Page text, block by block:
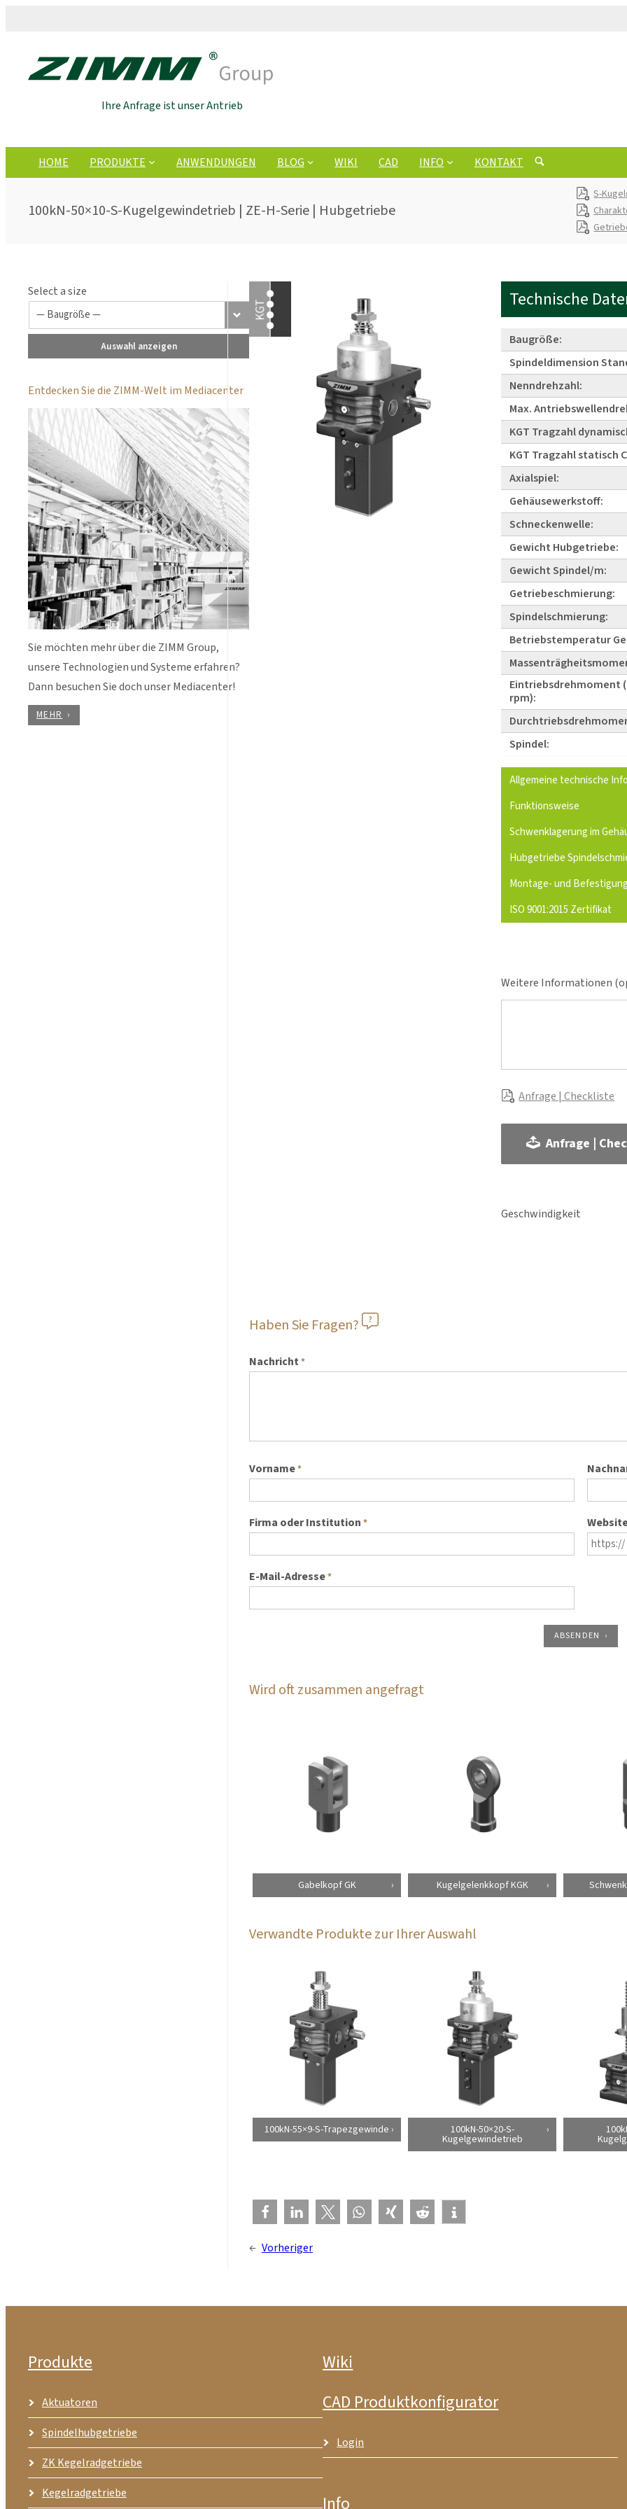
Ihre Anfrage ist unser Antrieb
HOME PRODUKTE ANWENDUNGEN BLOG WIKI CAD INFO KONTAKT
100kN-50×10-S-Kugelgewindetrieb | ZE-H-Serie | Hubgetriebe
S-
Select a size
Auswahl anzeigen
Entdecken Sie die ZIMM-Welt im Mediacenter
Sie möchten mehr über die ZIMM Group,
unsere Technologien und Systeme erfahren?
Dann besuchen Sie doch unser Mediacenter!
MEHR
Technische
Baugröße:
Spindeldimension
Nenndrehzahl:
Max.
KGT Tragzahl
KGT Tragzahl statisch
Axialspiel:
Gehäusewerkstoff:
Schneckenwelle:
Gewicht Hubgetriebe:
Gewicht Spindel/m:
Getriebeschmierung:
Spindelschmierung:
Betriebstemperatur
Eintriebsdrehmoment
rpm):
Spindel:
Allgemeine technische
Funktionsweise
Schwenklagerung im
Hubgetriebe
Montage- und
ISO 9001:2015 Zertifikat
Weitere Informationen
Anfrage | Checkliste
Anfrage |
Geschwindigkeit
Haben Sie Fragen?
Nachricht*
Vorname*
Firma oder Institution *
E-Mail-Adresse*
ABSENDEN
Wird oft zusammen angefragt
Gabelkopf GK Kugelgelenkkopf KGK
Verwandte Produkte zur Ihrer Auswahl
100kN-55×9-S-Trapezgewinde 100kN-50×20-S-
Kugelgewindetrieb
← Vorheriger
Produkte
Aktuatoren
Spindelhubgetriebe
ZK Kegelradgetriebe
Kegelradgetriebe
Wiki
CAD Produktkonfigurator
Login
Info